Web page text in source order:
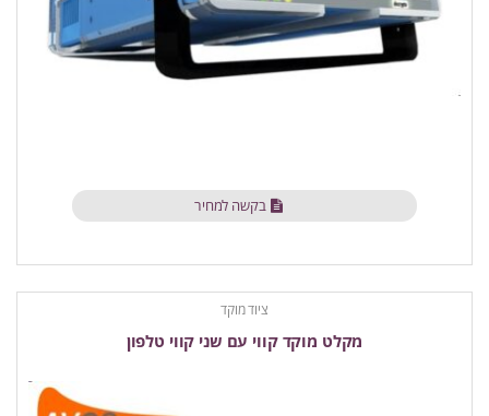
בקשה למחיר
ציוד מוקד
מקלט מוקד קווי עם שני קווי טלפון